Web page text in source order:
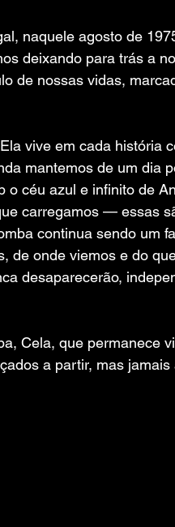
naquele agosto de
deixando para trás a
de nossas vidas,
vive em cada história
mantemos de um dia
o céu azul e infinito de
carregamos — essas
continua sendo um
de onde viemos e do
desaparecerão,
Cela, que permanece
a partir, mas jamais